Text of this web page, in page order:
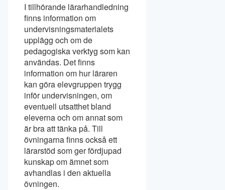
I tillhörande lärarhandledning
finns information om
undervisningsmaterialets
upplägg och om de
pedagogiska verktyg som kan
användas. Det finns
information om hur läraren
kan göra elevgruppen trygg
inför undervisningen, om
eventuell utsatthet bland
eleverna och om annat som
är bra att tänka på. Till
övningarna finns också ett
lärarstöd som ger fördjupad
kunskap om ämnet som
avhandlas i den aktuella
övningen.